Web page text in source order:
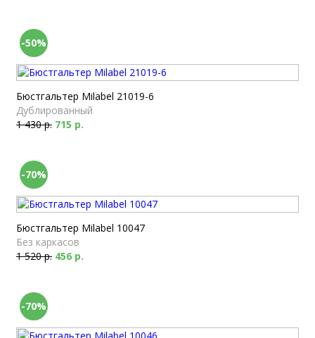
-50%
Бюстгальтер Milabel 21019-6
Дублированный
1 430 р. 715 р.
-70%
Бюстгальтер Milabel 10047
Без каркасов
1 520 р. 456 р.
-70%